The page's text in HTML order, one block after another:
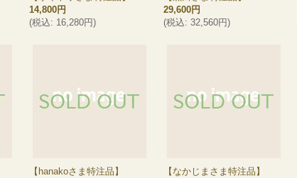
14,800円
(税込: 16,280円)
29,600円
(税込: 32,560円)
【hanakoさま特注品】
【なかじまさま特注品】